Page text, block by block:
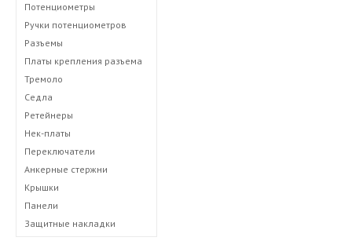
Потенциометры
Ручки потенциометров
Разъемы
Платы крепления разъема
Тремоло
Седла
Ретейнеры
Нек-платы
Переключатели
Анкерные стержни
Крышки
Панели
Защитные накладки